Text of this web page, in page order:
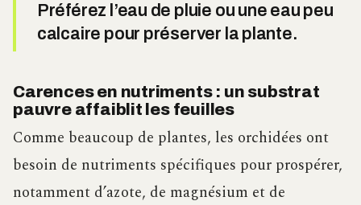
Préférez l’eau de pluie ou une eau peu
calcaire pour préserver la plante.
Carences en nutriments : un substrat
pauvre affaiblit les feuilles
Comme beaucoup de plantes, les orchidées ont
besoin de nutriments spécifiques pour prospérer,
notamment d’azote, de magnésium et de